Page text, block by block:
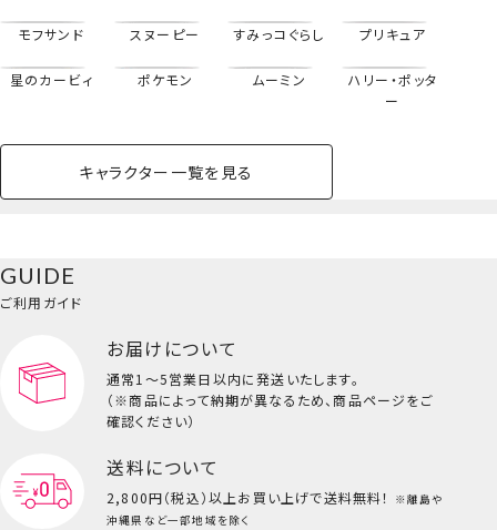
モフサンド スヌーピー すみっコぐらし プリキュア
星のカービィ ポケモン ムーミン
ハリー・ポッタ
ー
キャラクター一覧を見る
イクアップ
ビューティーコスメ一覧を見る
バッグ・タオル・
小物
キッズ一覧を見る
GUIDE
ご利用ガイド
お届けについて
通常1～5営業日以内に発送いたします。
（※商品によって納期が異なるため、商品ページをご
確認ください）
送料について
2,800円（税込）以上お買い上げで送料無料！
※離島や
沖縄県など一部地域を除く